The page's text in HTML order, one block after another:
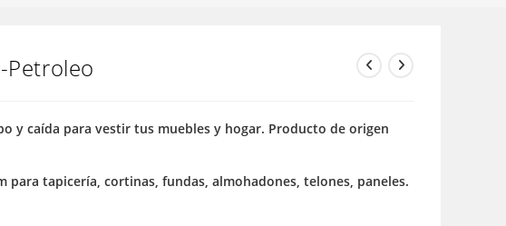
Petroleo
y caída para vestir tus muebles y hogar. Producto de origen
para tapicería, cortinas, fundas, almohadones, telones, paneles.